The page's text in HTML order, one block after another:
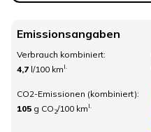
Emissionsangaben
Verbrauch kombiniert:
4,7 l/100 km I.
CO2-Emissionen (kombiniert):
105 g CO 2/100 km I.